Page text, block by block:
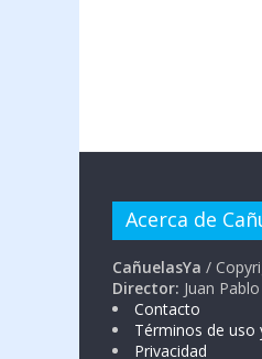
Acerca de
CañuelasYa /
Director: Juan
Contacto
Términos de uso
Privacidad